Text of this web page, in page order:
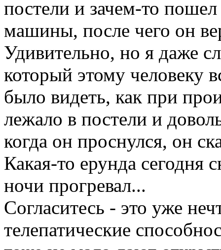
постели и зачем-то
машины, после чего он
Удивительно, но я даже
который этому человеку
было видеть, как при
лежало в постели и
когда он проснулся, он
Какая-то ерунда сегодня
ночи прогревал...
Согласитесь - это уже
телепатические